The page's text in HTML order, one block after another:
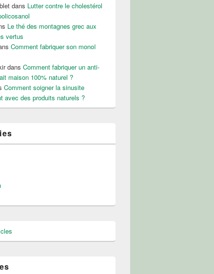
dans Lutter contre le cholestérol
Le thé des montagnes grec aux
vertus
Comment fabriquer son monoï
dans Comment fabriquer un anti-
maison 100% naturel ?
Comment soigner la sinusite
avec des produits naturels ?